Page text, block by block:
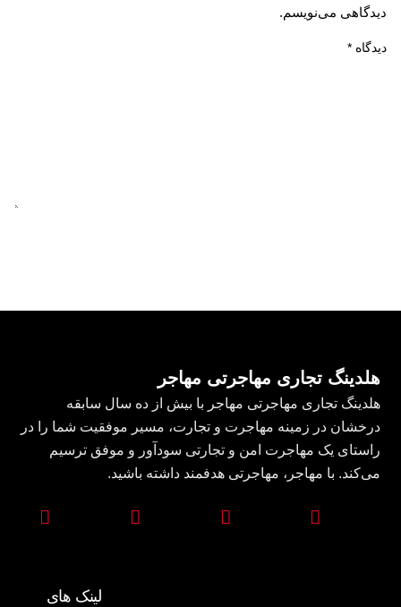
دیدگاهی می‌نویسم.
دیدگاه*
هلدینگ تجاری مهاجرتی مهاجر
هلدینگ تجاری مهاجرتی مهاجر با بیش از ده سال سابقه
درخشان در زمینه مهاجرت و تجارت، مسیر موفقیت شما را در
راستای یک مهاجرت امن و تجارتی سودآور و موفق ترسیم
می‌کند. با مهاجر، مهاجرتی هدفمند داشته باشید.
لینک های